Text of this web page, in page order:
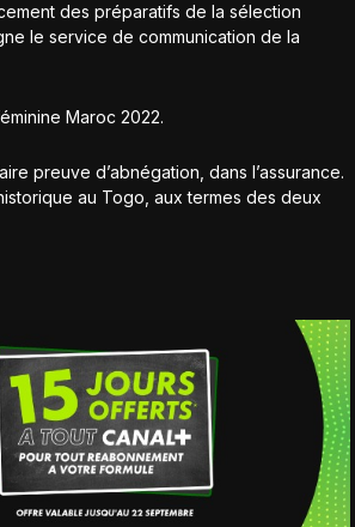
des préparatifs de la sélection
le service de communication de la
Maroc 2022.
preuve d’abnégation, dans l’assurance.
au Togo, aux termes des deux